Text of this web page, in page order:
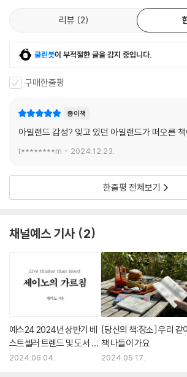
태로운 갈림길 앞에서 불안과 동시에 어떤 전율을
수 있는 선택 앞에 움츠러든 펄롱은 마을에 흐르는
드넓은 바다로 자유롭게 간다는 사실을 부러워하며.
“우리 가운데 살아남을 것은 사랑이다.”
정치적인 글을 예술로 승화시킨 작품에 수여하는
는 ‘막달레나 세탁소’ 사건이 등장한다. 소설 초반에
막달레나 세탁소는 18세기부터 20세기 말까지 아
가톨릭 수녀원이 운영했던 시설로, 당시 ‘성 윤리에
속에서 노역에 시달렸고 그들의 아기들 또한 방치되
무려 70여 년간 자행되어온 잔혹한 인권 유린에 대
무런 사죄의 뜻도 표명하지 않다가 2013년이 되어
발표했다.
이러한 배경을 두고 『이처럼 사소한 것들』은 종종
나, 작가는 이 소설이 막달레나 세탁소 사건을 주제
는 완벽히 동의하지 않는다.
“이 책은 아버지와 함께 석탄을 배달하러 간 소년이
리뷰 2
클린봇이 부적절한 글을 감지 중입니다.
구매한줄평
종이책
아일랜드 감성? 잊고 있던 아일랜드가 떠오른
t********m 2024.12.23.
한줄평 전체보기
채널예스 기사 2
예스24 2024년 상반기 베
스트셀러 트렌드 및 도서 판
매 동향
2024.06.04.
[당신의 책;장소] 우리 같
책 나들이 가요
2024.05.17.